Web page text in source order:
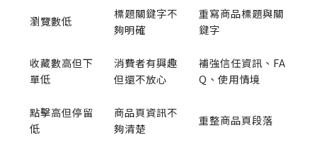
瀏覽數低
標題關鍵字不
夠明確
重寫商品標題與關
鍵字
收藏數高但下
單低
消費者有興趣
但還不放心
補強信任資訊、FA
Q、使用情境
點擊高但停留
低
商品頁資訊不
夠清楚
重整商品頁段落